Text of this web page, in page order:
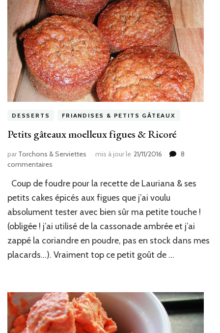
DESSERTS FRIANDISES & PETITS GÂTEAUX
Petits gâteaux moelleux figues & Ricoré
par Torchons & Serviettes mis à jour le 21/11/2016
8
commentaires
gâteaux
moelleux
figues
&
Ricoré
Coup de foudre pour la recette de Lauriana & ses
petits cakes épicés aux figues que j’ai voulu
absolument tester avec bien sûr ma petite touche !
(obligée ! j’ai utilisé de la cassonade ambrée et j’ai
zappé la coriandre en poudre, pas en stock dans mes
placards…). Vraiment top ce petit goût de …